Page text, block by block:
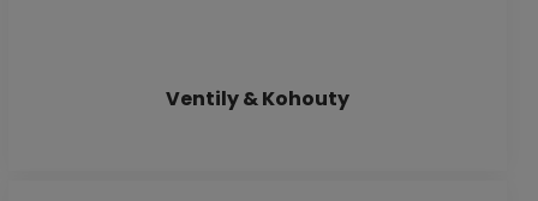
Ventily & Kohouty